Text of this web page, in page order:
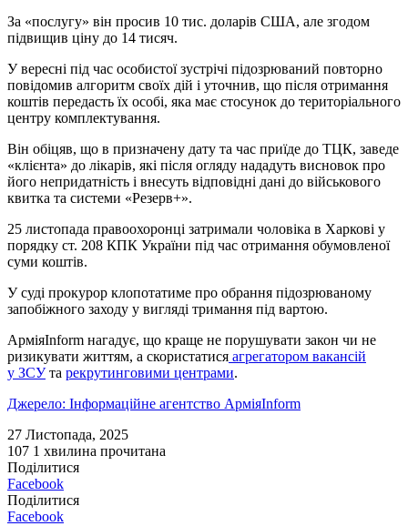
За «послугу» він просив 10 тис. доларів США, але згодом
підвищив ціну до 14 тисяч.
У вересні під час особистої зустрічі підозрюваний повторно
повідомив алгоритм своїх дій і уточнив, що після отримання
коштів передасть їх особі, яка має стосунок до територіального
центру комплектування.
Він обіцяв, що в призначену дату та час приїде до ТЦК, заведе
«клієнта» до лікарів, які після огляду нададуть висновок про
його непридатність і внесуть відповідні дані до військового
квитка та системи «Резерв+».
25 листопада правоохоронці затримали чоловіка в Харкові у
порядку ст. 208 КПК України під час отримання обумовленої
суми коштів.
У суді прокурор клопотатиме про обрання підозрюваному
запобіжного заходу у вигляді тримання під вартою.
АрміяInform нагадує, що краще не порушувати закон чи не
ризикувати життям, а скористатися агрегатором вакансій
у ЗСУта рекрутинговими центрами.
Джерело: Інформаційне агентство АрміяInform
27 Листопада, 2025
107 1 хвилина прочитана
Поділитися
Facebook
Поділитися
Facebook